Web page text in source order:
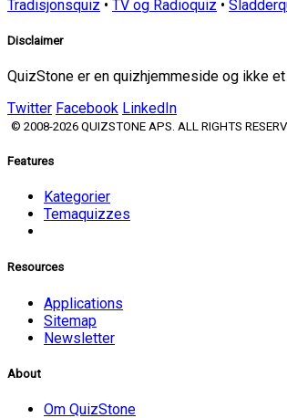
Tradisjonsquiz • TV og Radioquiz •
Disclaimer
QuizStone er en quizhjemmeside og ikke
Twitter Facebook LinkedIn
© 2008-2026 QUIZSTONE APS. ALL RIGHTS
Features
Kategorier
Temaquizzes
Resources
Applications
Sitemap
Newsletter
About
Om QuizStone